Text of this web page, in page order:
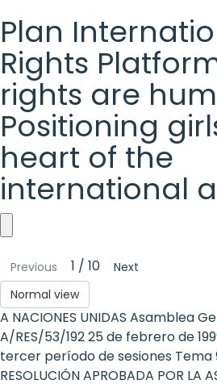
Plan
Rights
rights are
Positioning
heart of the
international
Plan
International
-
Girls'
Previous 1 / 10
Next
Normal view
A NACIONES UNIDAS Asamblea
A/RES/53/192 25 de febrero de
tercer período de sesiones
RESOLUCIÓN APROBADA POR LA